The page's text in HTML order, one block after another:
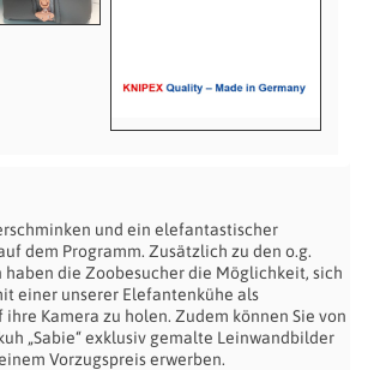
und ein elefantastischer
dem Programm. Zusätzlich zu den o.g.
haben die Zoobesucher die Möglichkeit, sich
einer unserer Elefantenkühe als
Kamera zu holen. Zudem können Sie von
„Sabie“ exklusiv gemalte Leinwandbilder
Vorzugspreis erwerben.